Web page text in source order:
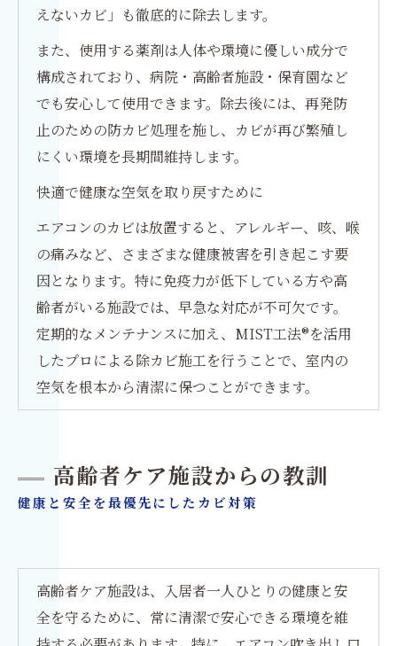
えないカビ」も徹底的に除去します。
また、使用する薬剤は人体や環境に優しい成分で
構成されており、病院・高齢者施設・保育園など
でも安心して使用できます。除去後には、再発防
止のための防カビ処理を施し、カビが再び繁殖し
にくい環境を長期間維持します。
快適で健康な空気を取り戻すために
エアコンのカビは放置すると、アレルギー、咳、喉
の痛みなど、さまざまな健康被害を引き起こす要
因となります。特に免疫力が低下している方や高
齢者がいる施設では、早急な対応が不可欠です。
定期的なメンテナンスに加え、MIST工法®を活用
したプロによる除カビ施工を行うことで、室内の
空気を根本から清潔に保つことができます。
高齢者ケア施設からの教訓
健康と安全を最優先にしたカビ対策
高齢者ケア施設は、入居者一人ひとりの健康と安
全を守るために、常に清潔で安心できる環境を維